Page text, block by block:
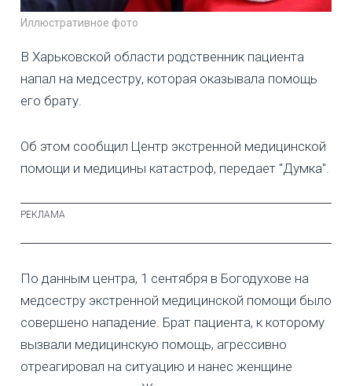
Иллюстративное фото
В Харьковской области родственник пациента
напал на медсестру, которая оказывала помощь
его брату.
Об этом сообщил Центр экстренной медицинской
помощи и медицины катастроф, передает "Думка".
По данным центра, 1 сентября в Богодухове на
медсестру экстренной медицинской помощи было
совершено нападение. Брат пациента, к которому
вызвали медицинскую помощь, агрессивно
отреагировал на ситуацию и нанес женщине